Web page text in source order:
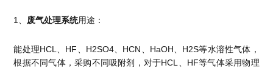
X射线类
1、 废气处理系统用途：
能处理HCL、HF、H2SO4、HCN、HaOH、H2S等水溶性气体，
根据不同气体，采购不同吸附剂，对于HCL、HF等气体采用物理